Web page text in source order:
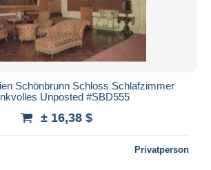
Schönbrunn Schloss Schlafzimmer
Unposted #SBD555
± 16,38 $
Privatperson